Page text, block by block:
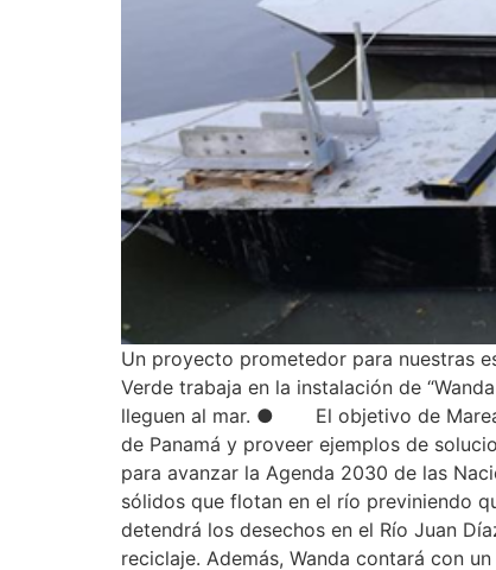
Un proyecto prometedor para nuestras
Verde trabaja en la instalación de
lleguen al mar. ● El objetivo de Marea
de Panamá y proveer ejemplos de
para avanzar la Agenda 2030 de las
sólidos que flotan en el río previniendo
detendrá los desechos en el Río Juan
reciclaje. Además, Wanda contará con